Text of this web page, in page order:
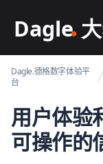
Dagle@数字体验
Dagle.德格数字体验平
台
用户体验
可操作的